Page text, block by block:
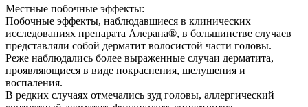
Местные побочные эффекты:
Побочные эффекты, наблюдавшиеся в клинических
исследованиях препарата Алерана®, в большинстве случаев
представляли собой дерматит волосистой части головы.
Реже наблюдались более выраженные случаи дерматита,
проявляющиеся в виде покраснения, шелушения и
воспаления.
В редких случаях отмечались зуд головы, аллергический